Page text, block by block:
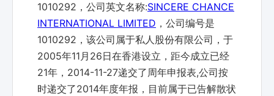
1010292，公司英文名称:SINCERE CHANCE
INTERNATIONAL LIMITED ，公司编号是
1010292，该公司属于私人股份有限公司，于
2005年11月26日在香港设立，距今成立已经
21年，2014-11-27递交了周年申报表,公司按
时递交了2014年度年报，目前属于已告解散状